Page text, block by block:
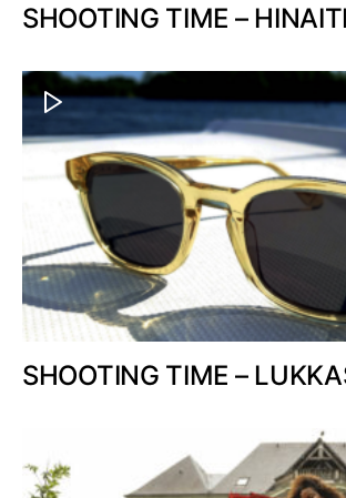
SHOOTING TIME – HINAITI
SHOOTING TIME –